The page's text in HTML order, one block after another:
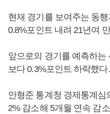
현재 경기를 보여주는 동
0.8%포인트 내려 21년여
앞으로의 경기를 예측하는
보다 0.3%포인트 하락했다.
안형준 통계청 경제통계심
2% 감소해 5개월 연속 감